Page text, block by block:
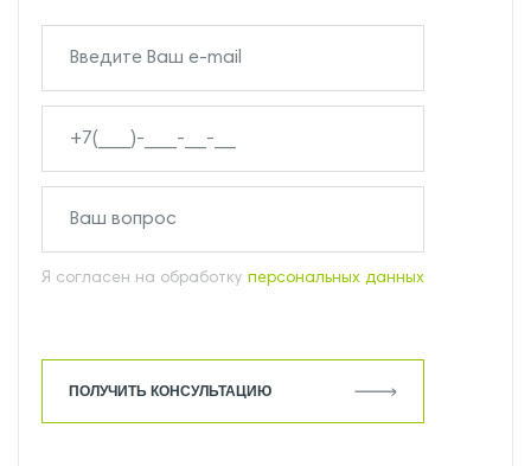
Я согласен на обработку персональных данных
ПОЛУЧИТЬ КОНСУЛЬТАЦИЮ